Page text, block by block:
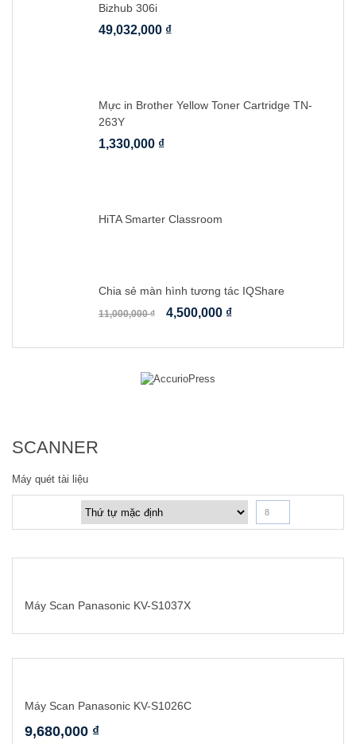
Bizhub 306i
49,032,000 ₫
Mực in Brother Yellow Toner Cartridge TN-
263Y
1,330,000 ₫
HiTA Smarter Classroom
Chia sẻ màn hình tương tác IQShare
11,000,000₫ 4,500,000 ₫
SCANNER
Máy quét tài liệu
8
Máy Scan Panasonic KV-S1037X
Máy Scan Panasonic KV-S1026C
9,680,000 ₫